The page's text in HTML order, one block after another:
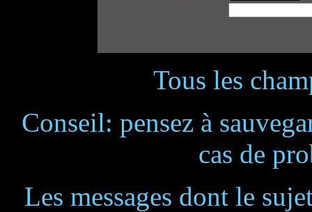
Tous les
Conseil: pensez à
cas de
Les messages dont le